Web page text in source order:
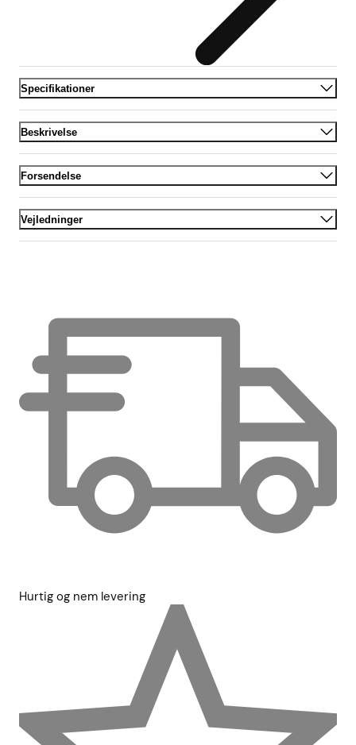
Specifikationer
Beskrivelse
Forsendelse
Vejledninger
Hurtig og nem levering